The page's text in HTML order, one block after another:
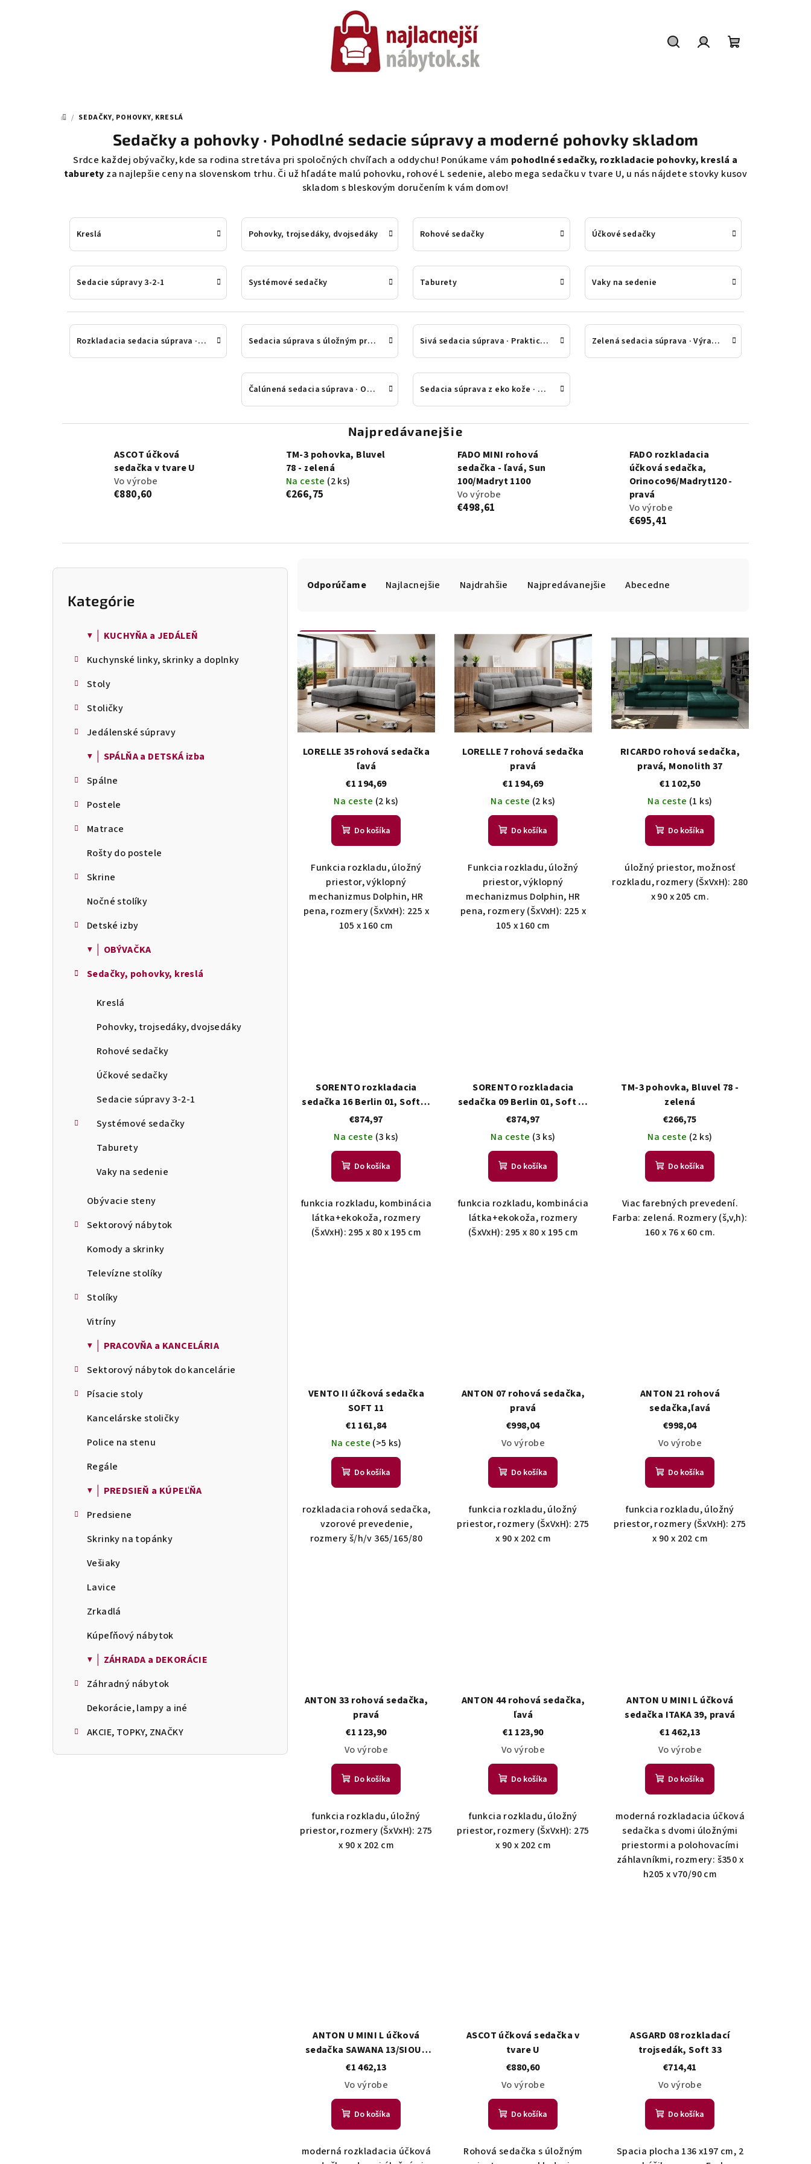
DOMOV
/ SEDAČKY, POHOVKY, KRESLÁ
Sedačky a pohovky · Pohodlné sedacie súpravy a moderné pohovky skladom
Srdce každej obývačky, kde sa rodina stretáva pri spoločných chvíľach a oddychu! Ponúkame vám pohodlné sedačky, rozkladacie pohovky, kreslá a
taburety za najlepšie ceny na slovenskom trhu. Či už hľadáte malú pohovku, rohové L sedenie, alebo mega sedačku v tvare U, u nás nájdete stovky kusov
skladom s bleskovým doručením k vám domov!
Kreslá Pohovky, trojsedáky, dvojsedáky Rohové sedačky Účkové sedačky
Sedacie súpravy 3-2-1 Systémové sedačky Taburety Vaky na sedenie
Rozkladacia sedacia súprava · Miesto na spanie Sedacia súprava s úložným priestorom Sivá sedacia súprava · Praktický a moderný tón Zelená sedacia súprava · Výrazný akcent izby
Čalúnená sedacia súprava · Odolná látka Sedacia súprava z eko kože · Ľahká údržba
Najpredávanejšie
ASCOT účková
sedačka v tvare U
Vo výrobe
€880,60
TM-3 pohovka, Bluvel
78 - zelená
Na ceste (2 ks)
€266,75
FADO MINI rohová
sedačka - ľavá, Sun
100/Madryt 1100
Vo výrobe
€498,61
FADO rozkladacia
účková sedačka,
Orinoco96/Madryt120 -
pravá
Vo výrobe
€695,41
B
Preskočiť
kategórie
Kategórie
▼ │ KUCHYŇA a JEDÁLEŇ
Kuchynské linky, skrinky a doplnky
Stoly
Stoličky
Jedálenské súpravy
▼ │ SPÁLŇA a DETSKÁ izba
Spálne
Postele
Matrace
Rošty do postele
Skrine
Nočné stolíky
Detské izby
▼ │ OBÝVAČKA
Sedačky, pohovky, kreslá
Kreslá
Pohovky, trojsedáky, dvojsedáky
Rohové sedačky
Účkové sedačky
Sedacie súpravy 3-2-1
Systémové sedačky
Taburety
Vaky na sedenie
Obývacie steny
Sektorový nábytok
Komody a skrinky
Televízne stolíky
Stolíky
Vitríny
▼ │ PRACOVŇA a KANCELÁRIA
Sektorový nábytok do kancelárie
Písacie stoly
Kancelárske stoličky
Police na stenu
Regále
▼ │ PREDSIEŇ a KÚPEĽŇA
Predsiene
Skrinky na topánky
Vešiaky
Lavice
Zrkadlá
Kúpeľňový nábytok
▼ │ ZÁHRADA a DEKORÁCIE
Záhradný nábytok
Dekorácie, lampy a iné
AKCIE, TOPKY, ZNAČKY
i
p
r
o
d
u
Odporúčame Najlacnejšie Najdrahšie Najpredávanejšie Abecedne
Otvoriť filter
V
p
i
s
p
r
dLORELLE 35 rohová sedačka
ľavá
€1 194,69
Na ceste (2 ks)
Do košíka
Funkcia rozkladu, úložný
priestor, výklopný
mechanizmus Dolphin, HR
pena, rozmery (ŠxVxH): 225 x
105 x 160 cm
LORELLE 7 rohová sedačka
pravá
€1 194,69
Na ceste (2 ks)
Do košíka
Funkcia rozkladu, úložný
priestor, výklopný
mechanizmus Dolphin, HR
pena, rozmery (ŠxVxH): 225 x
105 x 160 cm
RICARDO rohová sedačka,
pravá, Monolith 37
€1 102,50
Na ceste (1 ks)
Do košíka
úložný priestor, možnosť
rozkladu, rozmery (ŠxVxH): 280
x 90 x 205 cm.
SORENTO rozkladacia
sedačka 16 Berlin 01, Soft11
pravá
€874,97
Na ceste (3 ks)
Do košíka
funkcia rozkladu, kombinácia
látka+ekokoža, rozmery
(ŠxVxH): 295 x 80 x 195 cm
SORENTO rozkladacia
sedačka 09 Berlin 01, Soft 11
ľavá
€874,97
Na ceste (3 ks)
Do košíka
funkcia rozkladu, kombinácia
látka+ekokoža, rozmery
(ŠxVxH): 295 x 80 x 195 cm
TM-3 pohovka, Bluvel 78 -
zelená
€266,75
Na ceste (2 ks)
Do košíka
Viac farebných prevedení.
Farba: zelená. Rozmery (š,v,h):
160 x 76 x 60 cm.
VENTO II účková sedačka
SOFT 11
€1 161,84
Na ceste (>5 ks)
Do košíka
rozkladacia rohová sedačka,
vzorové prevedenie,
rozmery š/h/v 365/165/80
ANTON 07 rohová sedačka,
pravá
€998,04
Vo výrobe
Do košíka
funkcia rozkladu, úložný
priestor, rozmery (ŠxVxH): 275
x 90 x 202 cm
ANTON 21 rohová
sedačka,ľavá
€998,04
Vo výrobe
Do košíka
funkcia rozkladu, úložný
priestor, rozmery (ŠxVxH): 275
x 90 x 202 cm
ANTON 33 rohová sedačka,
pravá
€1 123,90
Vo výrobe
Do košíka
funkcia rozkladu, úložný
priestor, rozmery (ŠxVxH): 275
x 90 x 202 cm
ANTON 44 rohová sedačka,
ľavá
€1 123,90
Vo výrobe
Do košíka
funkcia rozkladu, úložný
priestor, rozmery (ŠxVxH): 275
x 90 x 202 cm
ANTON U MINI L účková
sedačka ITAKA 39, pravá
€1 462,13
Vo výrobe
Do košíka
moderná rozkladacia účková
sedačka s dvomi úložnými
priestormi a polohovacími
záhlavníkmi, rozmery: š350 x
h205 x v70/90 cm
ANTON U MINI L účková
sedačka SAWANA 13/SIOUX
1118, ľavá
€1 462,13
Vo výrobe
Do košíka
moderná rozkladacia účková
ASCOT účková sedačka v
tvare U
€880,60
Vo výrobe
Do košíka
Rohová sedačka s úložným
ASGARD 08 rozkladací
trojsedák, Soft 33
€714,41
Vo výrobe
Do košíka
Spacia plocha 136 x197 cm, 2